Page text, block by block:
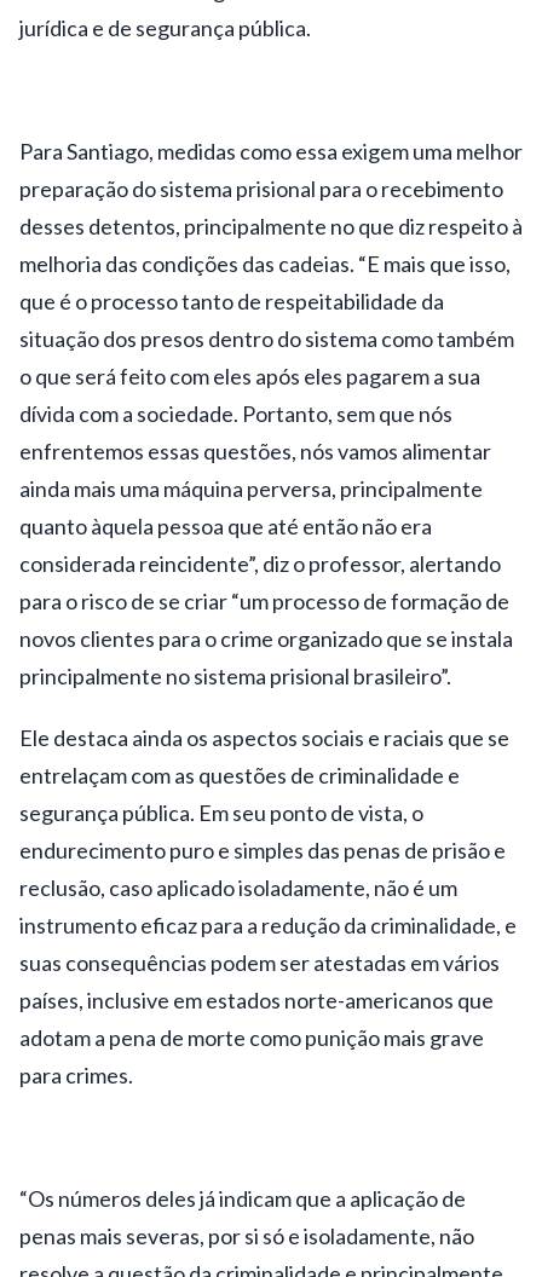
jurídica e de segurança pública.
Para Santiago, medidas como essa exigem uma melhor
preparação do sistema prisional para o recebimento
desses detentos, principalmente no que diz respeito à
melhoria das condições das cadeias. “E mais que isso,
que é o processo tanto de respeitabilidade da
situação dos presos dentro do sistema como também
o que será feito com eles após eles pagarem a sua
dívida com a sociedade. Portanto, sem que nós
enfrentemos essas questões, nós vamos alimentar
ainda mais uma máquina perversa, principalmente
quanto àquela pessoa que até então não era
considerada reincidente”, diz o professor, alertando
para o risco de se criar “um processo de formação de
novos clientes para o crime organizado que se instala
principalmente no sistema prisional brasileiro”.
Ele destaca ainda os aspectos sociais e raciais que se
entrelaçam com as questões de criminalidade e
segurança pública. Em seu ponto de vista, o
endurecimento puro e simples das penas de prisão e
reclusão, caso aplicado isoladamente, não é um
instrumento eficaz para a redução da criminalidade, e
suas consequências podem ser atestadas em vários
países, inclusive em estados norte-americanos que
adotam a pena de morte como punição mais grave
para crimes.
“Os números deles já indicam que a aplicação de
penas mais severas, por si só e isoladamente, não